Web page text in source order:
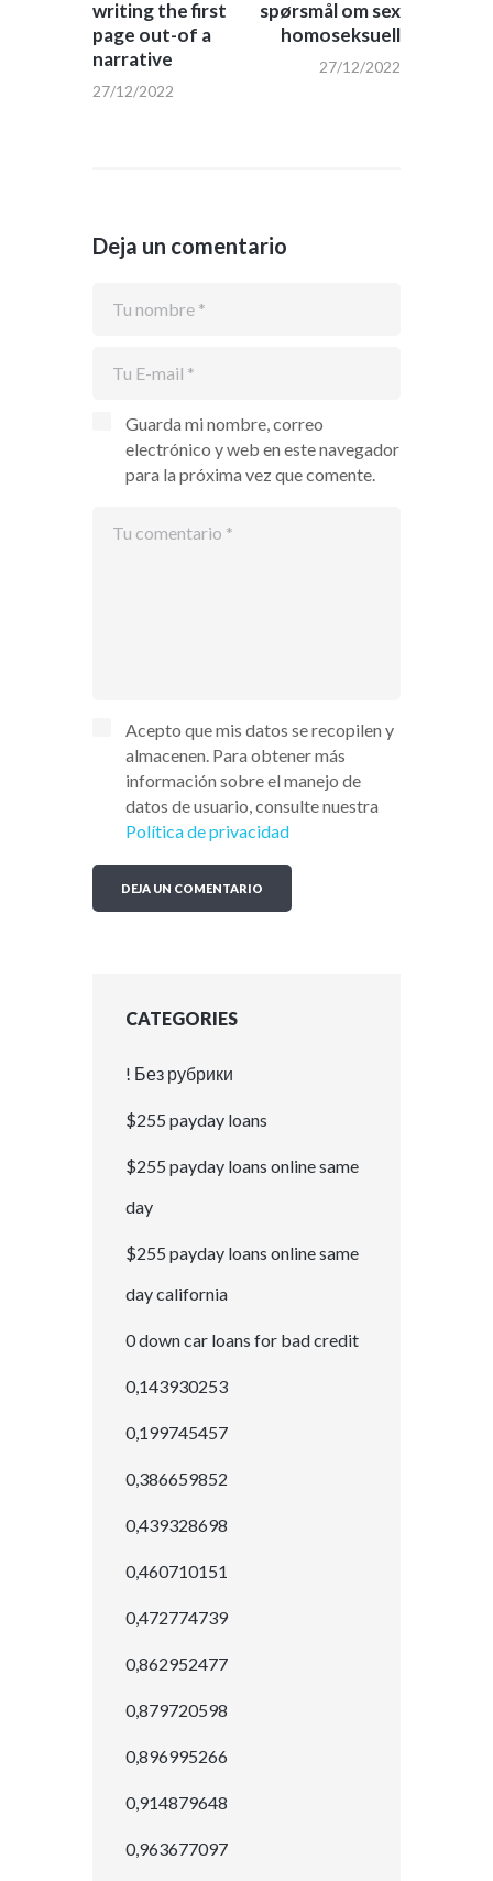
writing the first
page out-of a
narrative
27/12/2022
spørsmål om sex
homoseksuell
27/12/2022
Deja un comentario
Guarda mi nombre, correo
electrónico y web en este navegador
para la próxima vez que comente.
Acepto que mis datos se recopilen y
almacenen. Para obtener más
información sobre el manejo de
datos de usuario, consulte nuestra
Política de privacidad
CATEGORIES
! Без рубрики
$255 payday loans
$255 payday loans online same
day
$255 payday loans online same
day california
0 down car loans for bad credit
0,143930253
0,199745457
0,386659852
0,439328698
0,460710151
0,472774739
0,862952477
0,879720598
0,896995266
0,914879648
0,963677097